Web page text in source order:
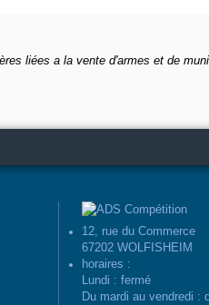
liées a la vente d'armes et de
12, rue du Commerce
67202 WOLFISHEIM
horaires :
Lundi : fermé
Du mardi au vendredi :